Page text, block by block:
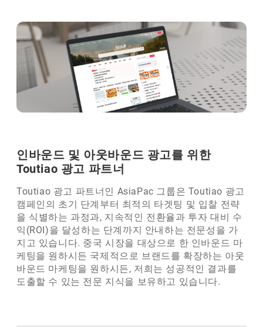
인바운드 및 아웃바운드 광고를 위한
Toutiao 광고 파트너
Toutiao 광고 파트너인 AsiaPac 그룹은 Toutiao 광고
캠페인의 초기 단계부터 최적의 타겟팅 및 입찰 전략
을 식별하는 과정과, 지속적인 전환율과 투자 대비 수
익(ROI)을 달성하는 단계까지 안내하는 전문성을 가
지고 있습니다. 중국 시장을 대상으로 한 인바운드 마
케팅을 원하시든 국제적으로 브랜드를 확장하는 아웃
바운드 마케팅을 원하시든, 저희는 성공적인 결과를
도출할 수 있는 전문 지식을 보유하고 있습니다.